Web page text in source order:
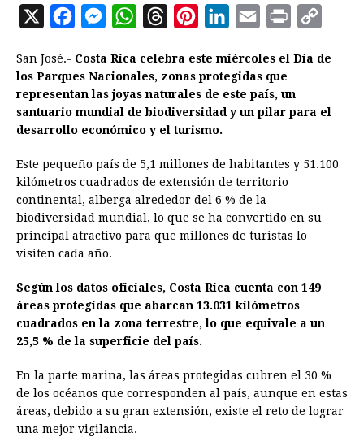
X
c
e
b
o
o
k
M
s
s
e
n
g
e
W
a
t
s
A
p
p
r
e
a
d
s
n
t
e
r
e
s
n
k
e
I
n
a
i
l
i
n
t
p
L
n
San José.- Costa Rica celebra este miércoles el Día de
los Parques Nacionales, zonas protegidas que
representan las joyas naturales de este país, un
santuario mundial de biodiversidad y un pilar para el
desarrollo económico y el turismo.
Este pequeño país de 5,1 millones de habitantes y 51.100
kilómetros cuadrados de extensión de territorio
continental, alberga alrededor del 6 % de la
biodiversidad mundial, lo que se ha convertido en su
principal atractivo para que millones de turistas lo
visiten cada año.
Según los datos oficiales, Costa Rica cuenta con 149
áreas protegidas que abarcan 13.031 kilómetros
cuadrados en la zona terrestre, lo que equivale a un
25,5 % de la superficie del país.
En la parte marina, las áreas protegidas cubren el 30 %
de los océanos que corresponden al país, aunque en estas
áreas, debido a su gran extensión, existe el reto de lograr
una mejor vigilancia.